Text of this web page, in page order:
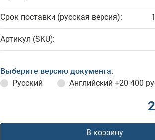
Срок поставки (русская версия):
Артикул (SKU):
Выберите версию документа:
Русский
Английский +20 400
В корзину